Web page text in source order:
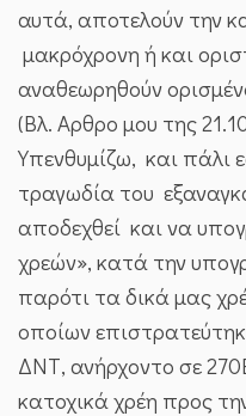
αυτά, αποτελούν την
μακρόχρονη ή και
αναθεωρηθούν
(Βλ. Αρθρο μου της
Υπενθυμίζω, και πάλι
τραγωδία του
αποδεχθεί και να
χρεών», κατά την
παρότι τα δικά μας
οποίων
ΔΝΤ, ανήρχοντο σε
κατοχικά χρέη προς